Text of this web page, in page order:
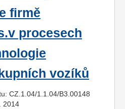
firmě
procesech
vozíků
CZ.1.04/1.1.04/B3.00148
2014